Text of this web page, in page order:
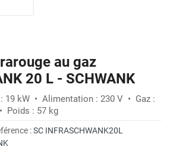
au gaz
20 L - SCHWANK
19 kW • Alimentation : 230 V • Gaz :
Poids : 57 kg
:SC INFRASCHWANK20L